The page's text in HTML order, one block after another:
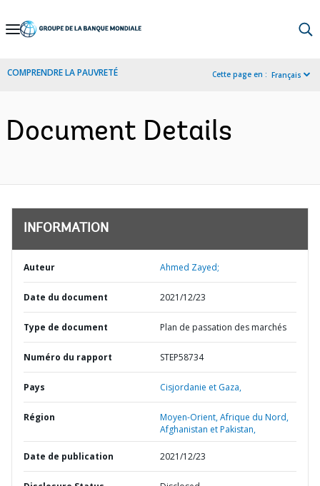
Skip
Navigation
COMPRENDRE LA PAUVRETÉ Cette page en : Français
Document Details
INFORMATION
Auteur Ahmed Zayed;
Date du document 2021/12/23
Type de document Plan de passation des marchés
Numéro du rapport STEP58734
Pays Cisjordanie et Gaza,
Région
Moyen-Orient, Afrique du Nord,
Afghanistan et Pakistan,
Date de publication 2021/12/23